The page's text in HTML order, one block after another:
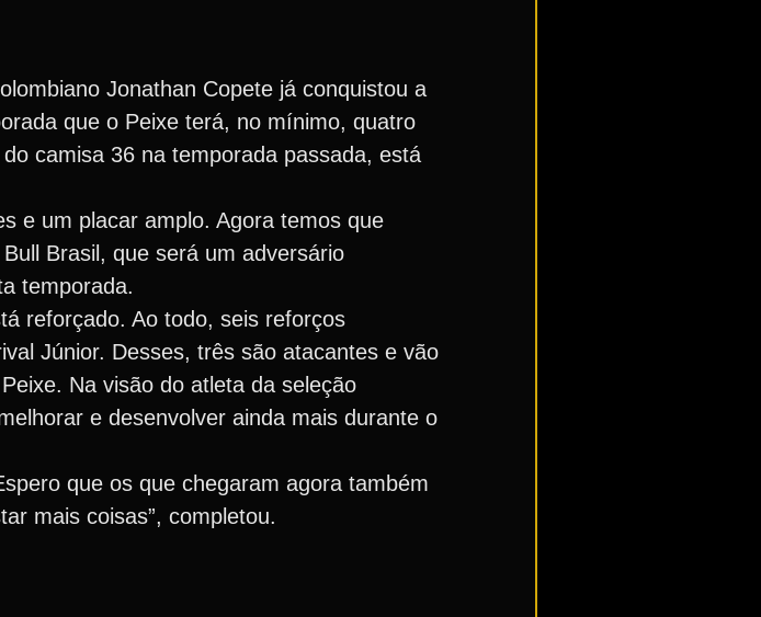
Jonathan Copete já conquistou a
que o Peixe terá, no mínimo, quatro
camisa 36 na temporada passada, está
e um placar amplo. Agora temos que
Brasil, que será um adversário
temporada.
reforçado. Ao todo, seis reforços
Júnior. Desses, três são atacantes e vão
Na visão do atleta da seleção
e desenvolver ainda mais durante o
que os que chegaram agora também
mais coisas”, completou.